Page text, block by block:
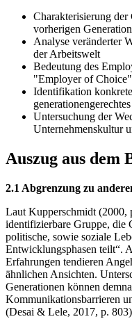
Charakterisierung
vorherigen
Analyse veränderter
der Arbeitswelt
Bedeutung des
"Employer of Choice"
Identifikation
Untersuchung der
Unternehmenskultur
Auszug aus dem
2.1 Abgrenzung zu
Laut Kupperschmidt (2000,
identifizierbare Gruppe, die
politische, sowie soziale
Entwicklungsphasen teilt“.
Erfahrungen tendieren
ähnlichen Ansichten.
Generationen können
Kommunikationsbarrieren
(Desai & Lele, 2017, p.